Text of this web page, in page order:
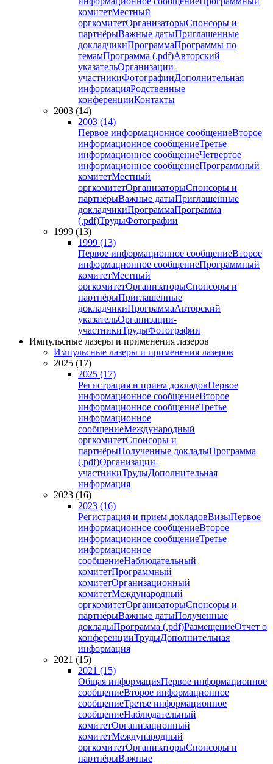
комитетМестный
оргкомитетОрганизаторыСпонсоры и
партнёрыВажные датыПриглашенные
докладчикиПрограммаПрограммы по
темамПрограмма (.pdf)Авторский
указательОрганизации-
участникиФотографииДополнительная
информацияРодственные
конференцииКонтакты
2003 (14)
2003 (14)
Первое информационное сообщениеВторое
информационное сообщениеТретье
информационное сообщениеЧетвертое
информационное сообщениеПрограммный
комитетМестный
оргкомитетОрганизаторыСпонсоры и
партнёрыВажные датыПриглашенные
докладчикиПрограммаПрограмма
(.pdf)ТрудыФотографии
1999 (13)
1999 (13)
Первое информационное сообщениеВторое
информационное сообщениеПрограммный
комитетМестный
оргкомитетОрганизаторыСпонсоры и
партнёрыПриглашенные
докладчикиПрограммаАвторский
указательОрганизации-
участникиТрудыФотографии
Импульсные лазеры и применения лазеров
Импульсные лазеры и применения лазеров
2025 (17)
2025 (17)
Регистрация и прием докладовПервое
информационное сообщениеВторое
информационное сообщениеТретье
информационное
сообщениеМеждународный
оргкомитетСпонсоры и
партнёрыПолученные докладыПрограмма
(.pdf)Организации-
участникиТрудыДополнительная
информация
2023 (16)
2023 (16)
Регистрация и прием докладовВизыПервое
информационное сообщениеВторое
информационное сообщениеТретье
информационное
сообщениеНаблюдательный
комитетПрограммный
комитетОрганизационный
комитетМеждународный
оргкомитетОрганизаторыСпонсоры и
партнёрыВажные датыПолученные
докладыПрограмма (.pdf)РазмещениеОтчет о
конференцииТрудыДополнительная
информация
2021 (15)
2021 (15)
Общая информацияПервое информационное
сообщениеВторое информационное
сообщениеТретье информационное
сообщениеНаблюдательный
комитетОрганизационный
комитетМеждународный
оргкомитетОрганизаторыСпонсоры и
партнёрыВажные